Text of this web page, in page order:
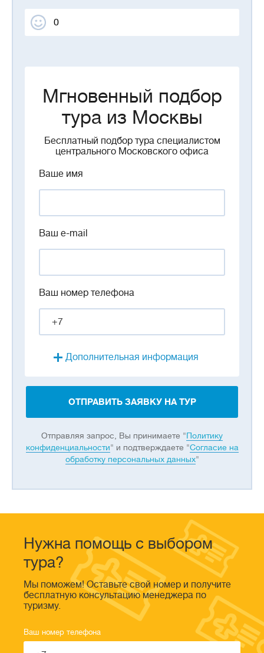
Мгновенный подбор
тура из Москвы
Бесплатный подбор тура специалистом
центрального Московского офиса
Ваше имя
Ваш e-mail
Ваш номер телефона
Дополнительная информация
ОТПРАВИТЬ ЗАЯВКУ НА ТУР
Отправляя запрос, Вы принимаете "Политику
конфиденциальности" и подтверждаете "Согласие на
обработку персональных данных"
Нужна помощь с выбором
тура?
Мы поможем! Оставьте свой номер и получите
бесплатную консультацию менеджера по
туризму.
Ваш номер телефона